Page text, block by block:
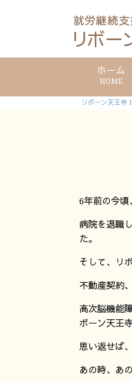
ホーム
HOME
リボーン天王寺
6年前の今頃
病院を退職
た。
そして、リ
不動産契約
高次脳機能
ボーン天王
思い返せば
あの時、あ